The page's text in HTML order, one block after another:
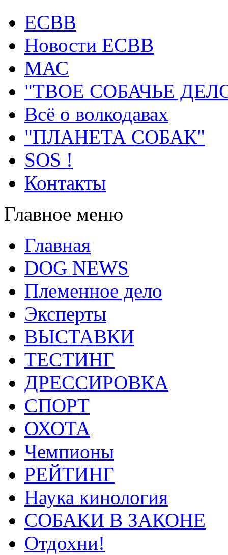
ECВB
Новости ЕСВВ
МАС
"ТВОЕ СОБАЧЬЕ
Всё о волкодавах
"ПЛАНЕТА СОБАК"
SOS !
Контакты
Главное меню
Главная
DOG NEWS
Племенное дело
Эксперты
ВЫСТАВКИ
ТЕСТИНГ
ДРЕССИРОВКА
СПОРТ
ОХОТА
Чемпионы
РЕЙТИНГ
Наука кинология
СОБАКИ В ЗАКОНЕ
Отдохни!